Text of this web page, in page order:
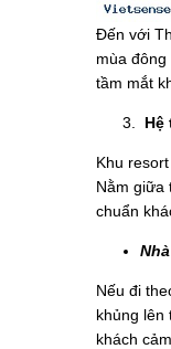
Đến với
mùa
tầm mắt
Hệ
Khu
Nằm giữa
chuẩn
Nếu đi
khủng lên
khách